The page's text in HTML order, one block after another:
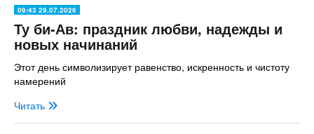
09:43 29.07.2026
Ту би-Ав: праздник любви, надежды и
новых начинаний
Этот день символизирует равенство, искренность и чистоту
намерений
Читать